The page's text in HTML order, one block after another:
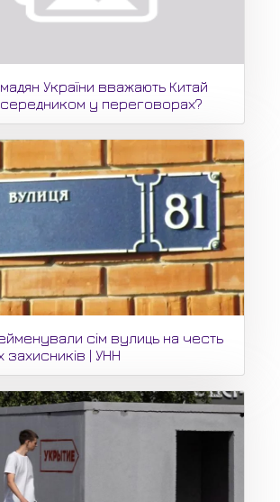
України вважають Китай
у переговорах?
сім вулиць на честь
захисників | УНН